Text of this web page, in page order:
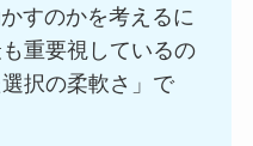
すのかを考えるに
重要視しているの
択の柔軟さ」で